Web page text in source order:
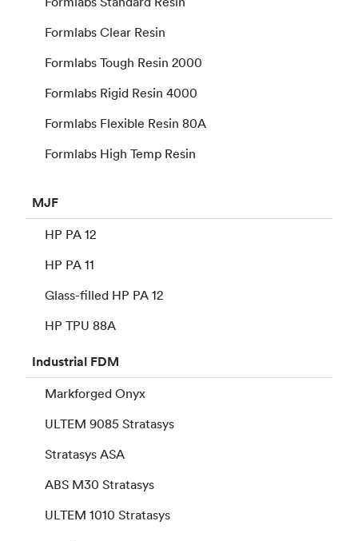
Formlabs Clear Resin
Formlabs Tough Resin 2000
Formlabs Rigid Resin 4000
Formlabs Flexible Resin 80A
Formlabs High Temp Resin
MJF
HP PA 12
HP PA 11
Glass-filled HP PA 12
HP TPU 88A
Industrial FDM
Markforged Onyx
ULTEM 9085 Stratasys
Stratasys ASA
ABS M30 Stratasys
ULTEM 1010 Stratasys